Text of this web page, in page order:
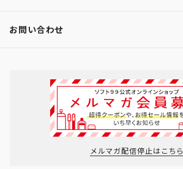
お問い合わせ
メルマガ配信停止はこちら